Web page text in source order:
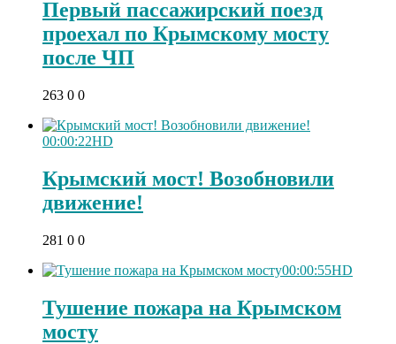
Первый пассажирский поезд
проехал по Крымскому мосту
после ЧП
263 0 0
00:00:22HD
Крымский мост! Возобновили
движение!
281 0 0
00:00:55HD
Тушение пожара на Крымском
мосту